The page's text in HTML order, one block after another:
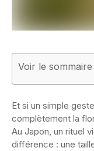
Voir le sommaire
Et si un simple
complètement la
Au Japon, un rituel
différence : une